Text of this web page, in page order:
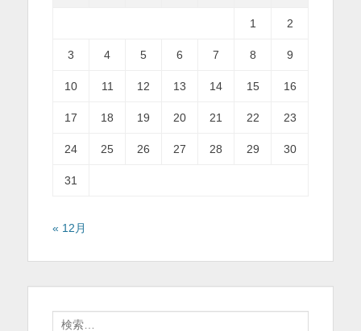
1 2
3 4 5 6 7 8 9
10 11 12 13 14 15 16
17 18 19 20 21 22 23
24 25 26 27 28 29 30
31
« 12月
検